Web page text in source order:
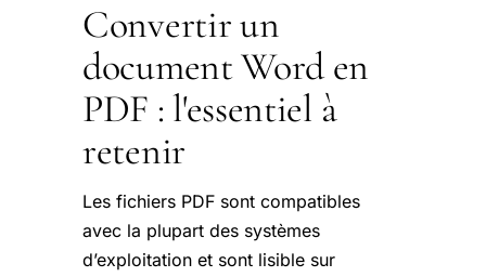
Convertir un
document Word en
PDF : l'essentiel à
retenir
Les fichiers PDF sont compatibles
avec la plupart des systèmes
d’exploitation et sont lisible sur